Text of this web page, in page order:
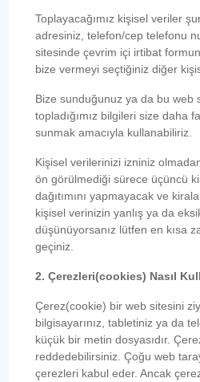
Toplayacağımız kişisel veriler
adresiniz, telefon/cep telefonu
sitesinde çevrim içi irtibat
bize vermeyi seçtiğiniz diğer
Bize sunduğunuz ya da bu web
topladığımız bilgileri size daha
sunmak amacıyla kullanabiliriz.
Kişisel verilerinizi izniniz
ön görülmediği sürece üçüncü
dağıtımını yapmayacak ve
kişisel verinizin yanlış ya da
düşünüyorsanız lütfen en kısa
geçiniz.
2. Çerezleri(cookies) Nasıl
Çerez(cookie) bir web sitesini
bilgisayarınız, tabletiniz ya da
küçük bir metin dosyasıdır.
reddedebilirsiniz. Çoğu web
çerezleri kabul eder. Ancak